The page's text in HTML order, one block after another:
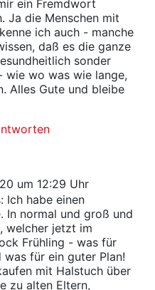
ein Fremdwort
Ja die Menschen mit
ich auch - manche
daß es die ganze
sonder
wo was wie lange,
Alles Gute und bleibe
um 12:29 Uhr
Ich habe einen
In normal und groß und
welcher jetzt im
Frühling - was für
für ein guter Plan!
mit Halstuch über
zu alten Eltern,